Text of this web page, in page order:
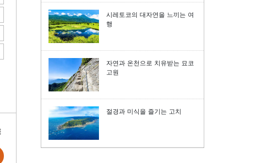
시레토코의 대자연을 느끼는 여
행
자연과 온천으로 치유받는 묘코
고원
절경과 미식을 즐기는 고치